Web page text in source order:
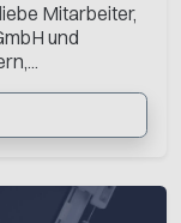
Mitarbeiter,
und